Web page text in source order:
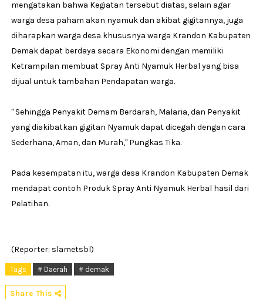
mengatakan bahwa Kegiatan tersebut diatas, selain agar
warga desa paham akan nyamuk dan akibat gigitannya, juga
diharapkan warga desa khususnya warga Krandon Kabupaten
Demak dapat berdaya secara Ekonomi dengan memiliki
Ketrampilan membuat Spray Anti Nyamuk Herbal yang bisa
dijual untuk tambahan Pendapatan warga.
" Sehingga Penyakit Demam Berdarah, Malaria, dan Penyakit
yang diakibatkan gigitan Nyamuk dapat dicegah dengan cara
Sederhana, Aman, dan Murah," Pungkas Tika.
Pada kesempatan itu, warga desa Krandon Kabupaten Demak
mendapat contoh Produk Spray Anti Nyamuk Herbal hasil dari
Pelatihan.
(Reporter: slametsbl)
Tags # Daerah # demak
Share This